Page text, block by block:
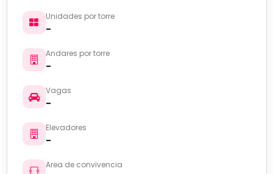
Unidades por torre
-
Andares por torre
-
Vagas
-
Elevadores
-
Area de convivencia